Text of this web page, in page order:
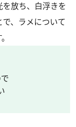
放ち、白浮きを
、ラメについて